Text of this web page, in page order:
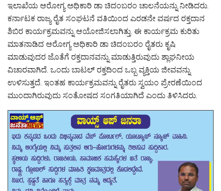
ಇಲಾಖೆಯ ಆರೋಗ್ಯ ಅಧಿಕಾರಿ ಡಾ ಚಿದಂಬರಂ ಚಾಲನೆಯನ್ನು ನೀಡಿದರು.
ಕರ್ನಾಟಕ ರಾಜ್ಯ ರೈತ ಸಂಘಟನೆ ವತಿಯಿಂದ ಎರಡನೇ ವರ್ಷದ ರಕ್ತದಾನ
ಶಿಬಿರ ಕಾರ್ಯಕ್ರಮವನ್ನು ಆಯೋಜಿಸಲಾಗಿತ್ತು. ಈ ಕಾರ್ಯಕ್ರಮ ಕುರಿತು
ಮಾತನಾಡಿದ ಆರೋಗ್ಯ ಅಧಿಕಾರಿ ಡಾ ಚಿದಂಬರಂ ರೈತರು ಕೃಷಿ
ಮಾಡುವುದರ ಜೊತೆಗೆ ರಕ್ತದಾನವನ್ನು ಮಾಡುತ್ತಿರುವುದು ಶ್ಲಾಘನೀಯ
ವಿಚಾರವಾಗಿದೆ. ಒಂದು ಬಾಟಲ್ ರಕ್ತದಿಂದ ಒಬ್ಬ ವ್ಯಕ್ತಿಯ ಜೀವವನ್ನು
ಉಳಿಸುತ್ತದೆ. ಇಂತಹ ಕಾರ್ಯಕ್ರಮವನ್ನು ರೈತರು ಸ್ವಯಂ ಪ್ರೇರಣೆಯಿಂದ
ಮುಂದಾಗಿರುವುದು ಸಂತೋಷದ ಸಂಗತಿಯಾಗಿದೆ ಎಂದು ತಿಳಿಸಿದರು.